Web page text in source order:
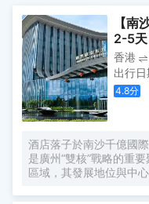
【南
2-5
香港
出行日
4.8分
酒店落子於南沙千億國
是廣州“雙核”戰略的重
區域，其發展地位與中
入中式古典美學。飄檐